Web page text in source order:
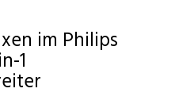
im Philips
1